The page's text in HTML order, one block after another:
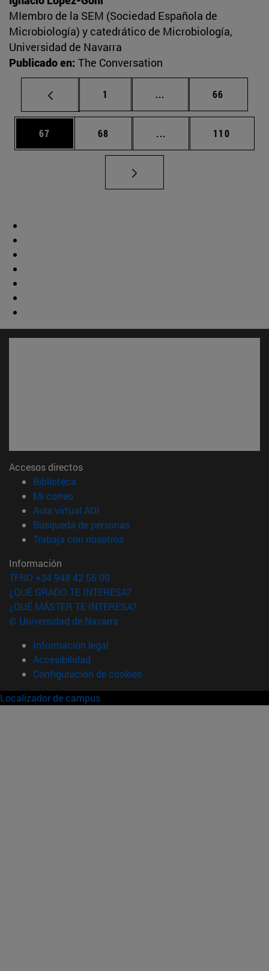
MIembro de la SEM (Sociedad Española de
Microbiología) y catedrático de Microbiología,
Universidad de Navarra
Publicado en: The Conversation
Página
1 ... Páginas intermedias
Página
66
Página
67 Página
68 ... Páginas intermedias
Página
110
Accesos directos
Biblioteca
Mi correo(abre en nueva ventana)
Aula virtual ADI
Búsqueda de personas(abre en nueva ventana)
Trabaja con nosotros(abre en nueva ventana)
Información
TFNO +34 948 42 56 00
¿QUÉ GRADO TE INTERESA?
¿QUÉ MÁSTER TE INTERESA?
© Universidad de Navarra
Información legal
Accesibilidad
Configuración de cookies
Localizador de campus